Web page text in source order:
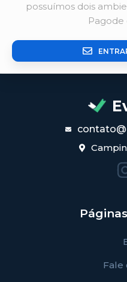
possuímos dois
Pagode
Fale